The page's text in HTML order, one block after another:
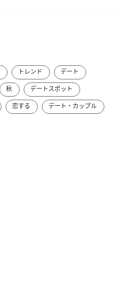
トレンド
デート
秋
デートスポット
恋する デート・カップル